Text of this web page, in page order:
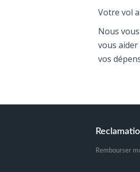
Votre vol
Nous
vous
vos
Rembourser